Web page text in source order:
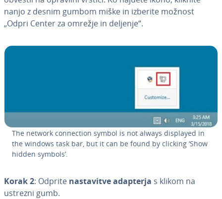
nanjo z desnim gumbom miške in izberite možnost
„Odpri Center za omrežje in deljenje“.
The network con­nec­ti­on symbol is not always displayed in
the windows task bar, but it can be found by clicking ‘Show
hidden symbols’.
Korak 2: Odprite na­sta­vi­tve adapterja s klikom na
ustrezni gumb.